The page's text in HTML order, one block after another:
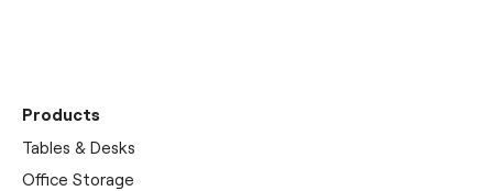
Products
Tables & Desks
Office Storage